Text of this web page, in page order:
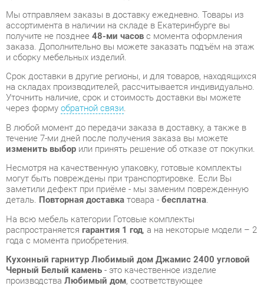
и сборку мебельных изделий.
Срок доставки в другие регионы, и для товаров, находящихся
на складах производителей, рассчитывается индивидуально.
Уточнить наличие, срок и стоимость доставки вы можете
через формуобратной связи.
течение 7-ми дней после получения заказа вы можете
изменить выборили принять решение об отказе от покупки.
Несмотря на качественную упаковку, готовые комплекты
заметили дефект при приёме - мы заменим поврежденную
деталь.Повторная доставкатовара -бесплатна.
распространяетсягарантия 1 год, а на некоторые модели – 2
года с момента приобретения.
Кухонный гарнитур Любимый дом Джамис 2400 угловой
Черный Белый камень
- это качественное изделие
производстваЛюбимый дом, соответствующее
современному государственному стандарту.
Надеемся, вы останетесь довольны вашим приобретением, и
будем рады, если вы оставите отзыв об опыте его
использования, который поможет сориентироваться нашим
будущим покупателям.